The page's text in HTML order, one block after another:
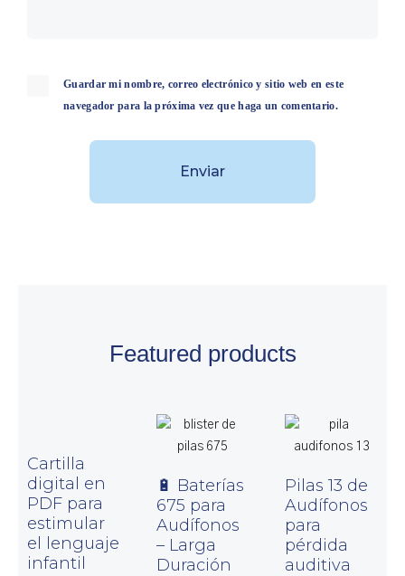
Guardar mi nombre, correo electrónico y sitio web en este
navegador para la próxima vez que haga un comentario.
Featured products
Cartilla
digital en
PDF para
estimular
el lenguaje
infantil
🔋 Baterías
675 para
Audífonos
– Larga
Duración
Pilas 13 de
Audífonos
para
pérdida
auditiva